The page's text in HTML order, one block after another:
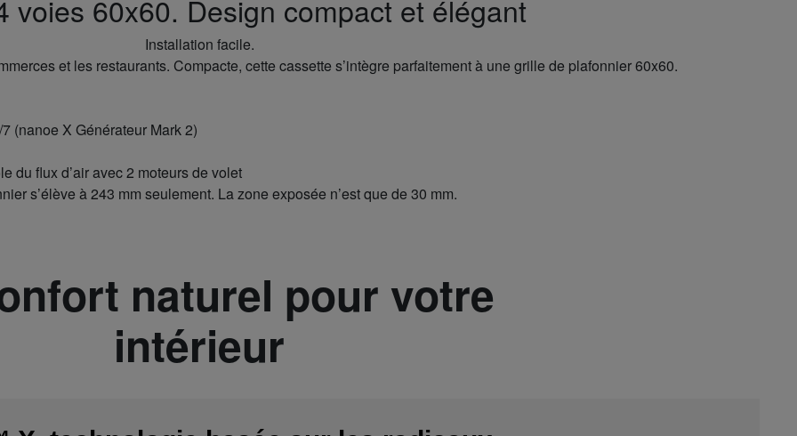
voies 60x60. Design compact et élégant
Installation facile.
et les restaurants. Compacte, cette cassette s’intègre parfaitement à une grille de plafonnier 60x60.
(nanoe X Générateur Mark 2)
du flux d’air avec 2 moteurs de volet
s’élève à 243 mm seulement. La zone exposée n’est que de 30 mm.
naturel pour votre
intérieur